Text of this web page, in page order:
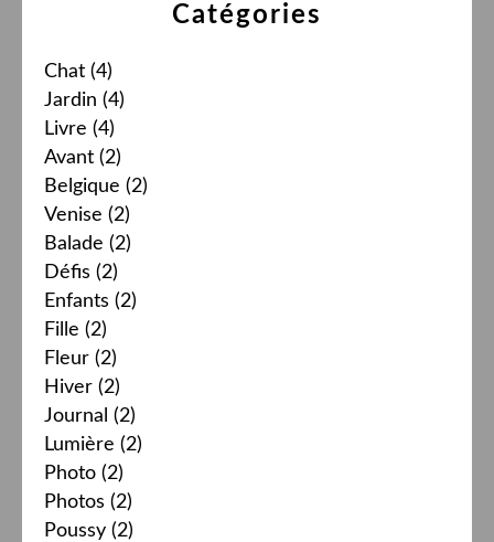
Catégories
Chat (4)
Jardin (4)
Livre (4)
Avant (2)
Belgique (2)
Venise (2)
Balade (2)
Défis (2)
Enfants (2)
Fille (2)
Fleur (2)
Hiver (2)
Journal (2)
Lumière (2)
Photo (2)
Photos (2)
Poussy (2)